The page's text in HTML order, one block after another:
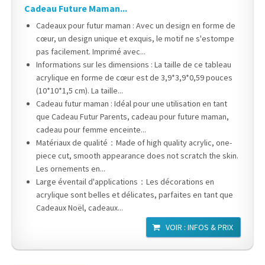
Cadeau Future Maman...
Cadeaux pour futur maman : Avec un design en forme de
cœur, un design unique et exquis, le motif ne s'estompe
pas facilement. Imprimé avec...
Informations sur les dimensions : La taille de ce tableau
acrylique en forme de cœur est de 3,9*3,9*0,59 pouces
(10*10*1,5 cm). La taille...
Cadeau futur maman : Idéal pour une utilisation en tant
que Cadeau Futur Parents, cadeau pour future maman,
cadeau pour femme enceinte...
Matériaux de qualité：Made of high quality acrylic, one-
piece cut, smooth appearance does not scratch the skin.
Les ornements en...
Large éventail d'applications：Les décorations en
acrylique sont belles et délicates, parfaites en tant que
Cadeaux Noël, cadeaux...
VOIR : INFOS & PRIX